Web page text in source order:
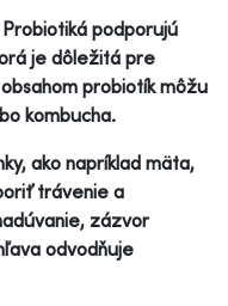
podporujú
je dôležitá pre
probiotík môžu
kombucha.
ako napríklad mäta,
trávenie a
zázvor
odvodňuje